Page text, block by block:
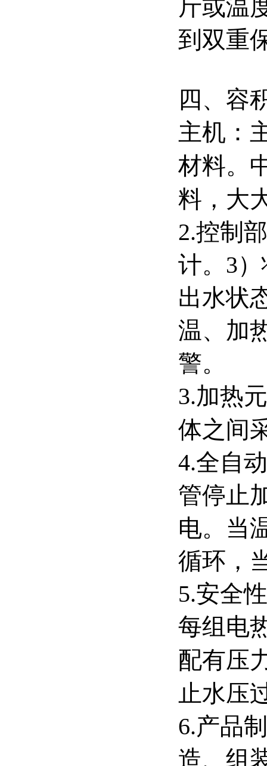
斤或温
到双重
四、容
主机：
材料。
料，大
2.控制
计。3
出水状
温、加
警。
3.加热
体之间
4.全自
管停止
电。当
循环，
5.安全
每组电
配有压
止水压
6.产品
造、组